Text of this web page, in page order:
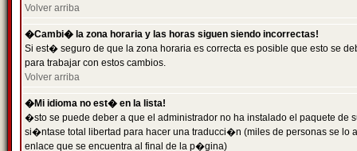
Volver arriba
�Cambi� la zona horaria y las horas siguen siendo incorrectas!
Si est� seguro de que la zona horaria es correcta es posible que esto se
para trabajar con estos cambios.
Volver arriba
�Mi idioma no est� en la lista!
�sto se puede deber a que el administrador no ha instalado el paquete
si�ntase total libertad para hacer una traducci�n (miles de personas se
enlace que se encuentra al final de la p�gina)